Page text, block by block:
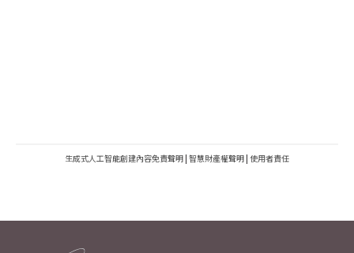
生成式人工智能創建內容免責聲明 | 智慧財產權聲明 | 使用者責任